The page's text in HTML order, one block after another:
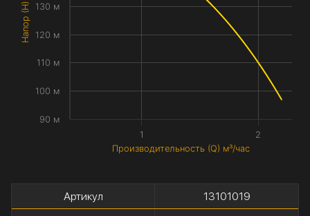
Производительность (Q) м³/час
1 2
90 м
100 м
110 м
120 м
130 м
Артикул
13101019